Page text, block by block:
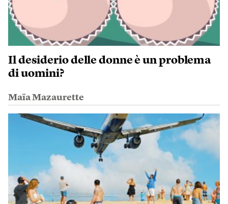
Il desiderio delle donne è un problema
di uomini?
Maïa Mazaurette